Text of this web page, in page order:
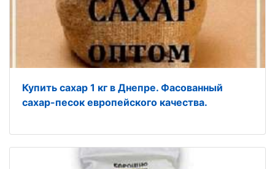
Купить сахар 1 кг в Днепре. Фасованный
сахар-песок европейского качества.